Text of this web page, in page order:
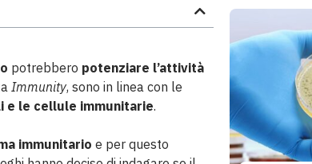
potrebbero potenziare l’attività
Immunity, sono in linea con le
e le cellule immunitarie.
immunitario e per questo